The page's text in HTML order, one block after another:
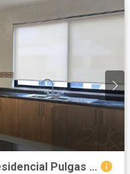
Departamento - Condominio Residencial Pulgas Pandas Norte